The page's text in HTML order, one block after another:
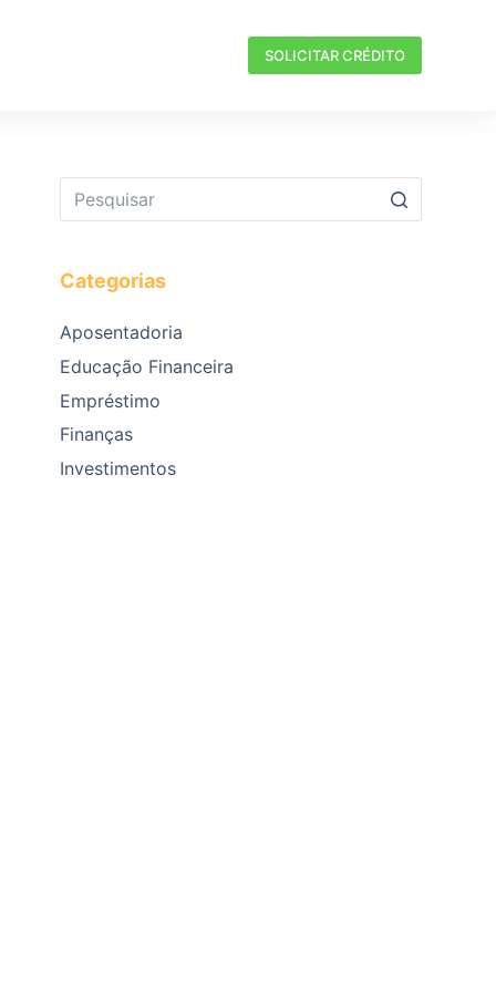
SOLICITAR CRÉDITO
Categorias
Aposentadoria
Educação Financeira
Empréstimo
Finanças
Investimentos